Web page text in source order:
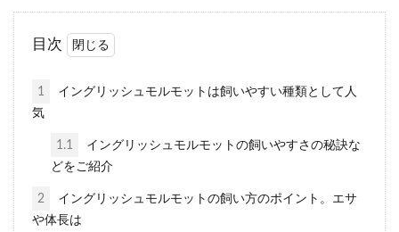
最近モルモットの毛並みが悪いという気
ラッシングが必要なの...
目次
1
イングリッシュモルモットは飼いやすい種類として人
気
1.1
イングリッシュモルモットの飼いやすさの秘訣な
どをご紹介
2
イングリッシュモルモットの飼い方のポイント。エサ
や体長は